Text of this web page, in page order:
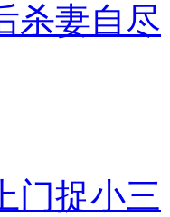
杀妻自尽
门捉小三